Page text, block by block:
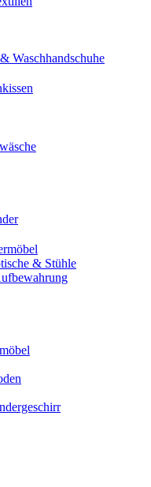
Waschhandschuhe
& Stühle